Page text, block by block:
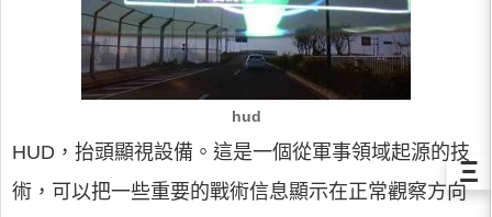
hud
HUD，抬頭顯視設備。這是一個從軍事領域起源的技
術，可以把一些重要的戰術信息顯示在正常觀察方向
Ξ